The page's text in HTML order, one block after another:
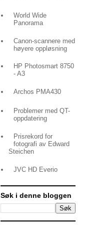
World Wide
Panorama
Canon-scannere med
høyere oppløsning
HP Photosmart 8750
- A3
Archos PMA430
Problemer med QT-
oppdatering
Prisrekord for
fotografi av Edward
Steichen
JVC HD Everio
Søk i denne bloggen